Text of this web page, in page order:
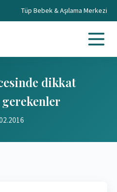
Tüp Bebek & Aşılama Merkezi
dikkat